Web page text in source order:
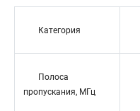
Категория
Полоса
пропускания, МГц